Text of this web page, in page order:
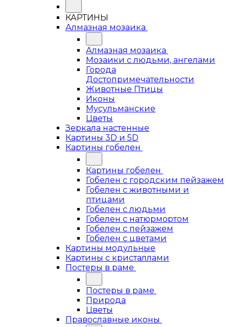
КАРТИНЫ
Алмазная мозаика
Алмазная мозаика
Мозаики с людьми, ангелами
Города
Достопримечательности
Животные Птицы
Иконы
Мусульманские
Цветы
Зеркала настенные
Картины 3D и 5D
Картины гобелен
Картины гобелен
Гобелен с городским пейзажем
Гобелен с животными и
птицами
Гобелен с людьми
Гобелен с натюрмортом
Гобелен с пейзажем
Гобелен с цветами
Картины модульные
Картины с кристаллами
Постеры в раме
Постеры в раме
Природа
Цветы
Православные иконы